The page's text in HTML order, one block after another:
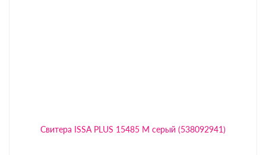
Свитера ISSA PLUS 15485 M серый (538092941)